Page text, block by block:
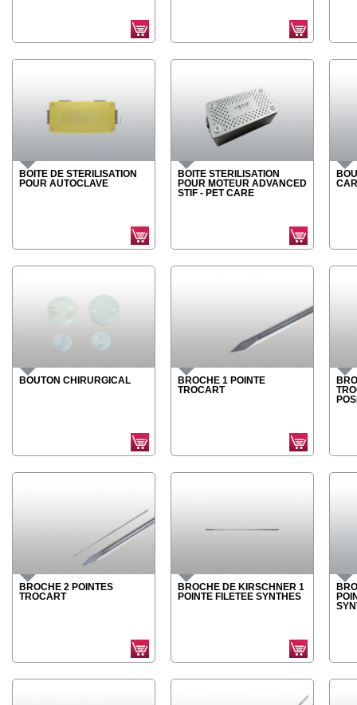
BOITE DE STERILISATION
POUR AUTOCLAVE
BOITE STERILISATION
POUR MOTEUR ADVANCED
STIF - PET CARE
BOUTON CHIRURGICAL
BROCHE 1 POINTE
TROCART
BROCHE 2 POINTES
TROCART
BROCHE DE KIRSCHNER 1
POINTE FILETEE SYNTHES